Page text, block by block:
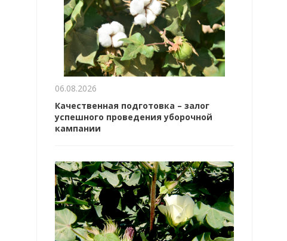
06.08.2026
Качественная подготовка – залог
успешного проведения уборочной
кампании